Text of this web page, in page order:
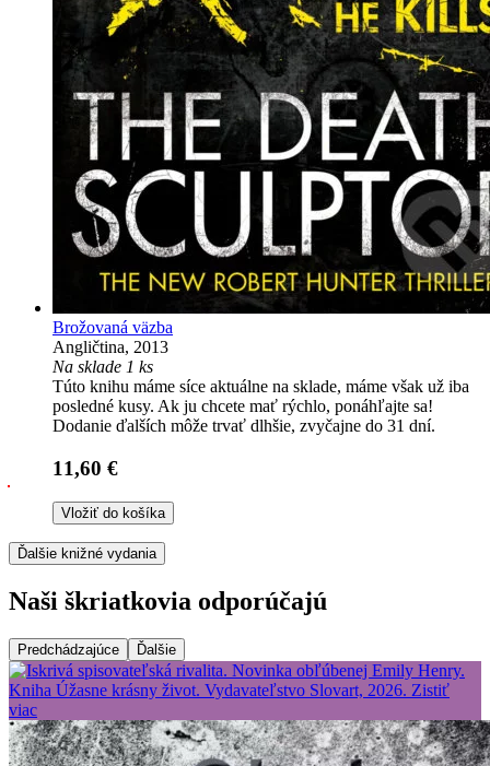
Brožovaná väzba
Angličtina, 2013
Na sklade 1 ks
Túto knihu máme síce aktuálne na sklade, máme však už iba
posledné kusy. Ak ju chcete mať rýchlo, ponáhľajte sa!
Dodanie ďalších môže trvať dlhšie, zvyčajne do 31 dní.
11,60 €
Vložiť do košíka
Ďalšie knižné vydania
Naši škriatkovia odporúčajú
Predchádzajúce Ďalšie